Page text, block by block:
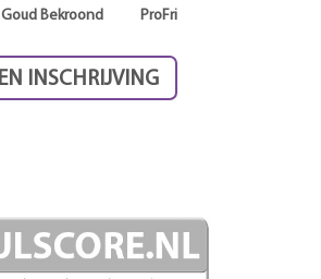
Bekroond ProFri
INSCHRIJVING